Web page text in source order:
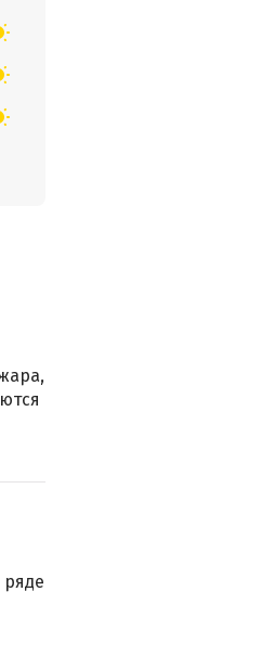
ряде